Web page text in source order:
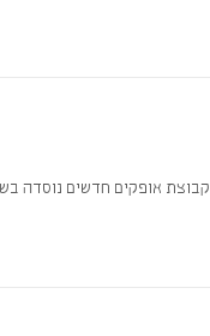
וניתבה את פעולותיה לחיזוק ההשפעה של האמנות